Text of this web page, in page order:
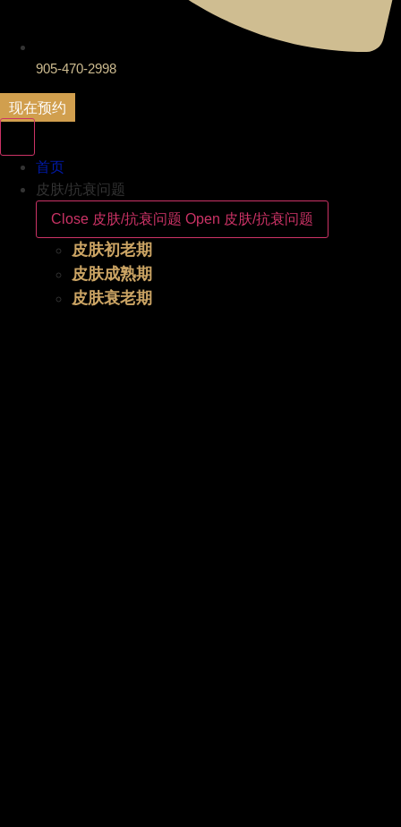
905-470-2998
现在预约
首页
皮肤/抗衰问题
Close 皮肤/抗衰问题 Open 皮肤/抗衰问题
皮肤初老期
皮肤成熟期
皮肤衰老期